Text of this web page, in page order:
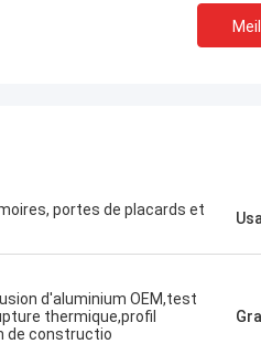
portes de placards et
d'aluminium OEM,test
thermique,profil
de constructio